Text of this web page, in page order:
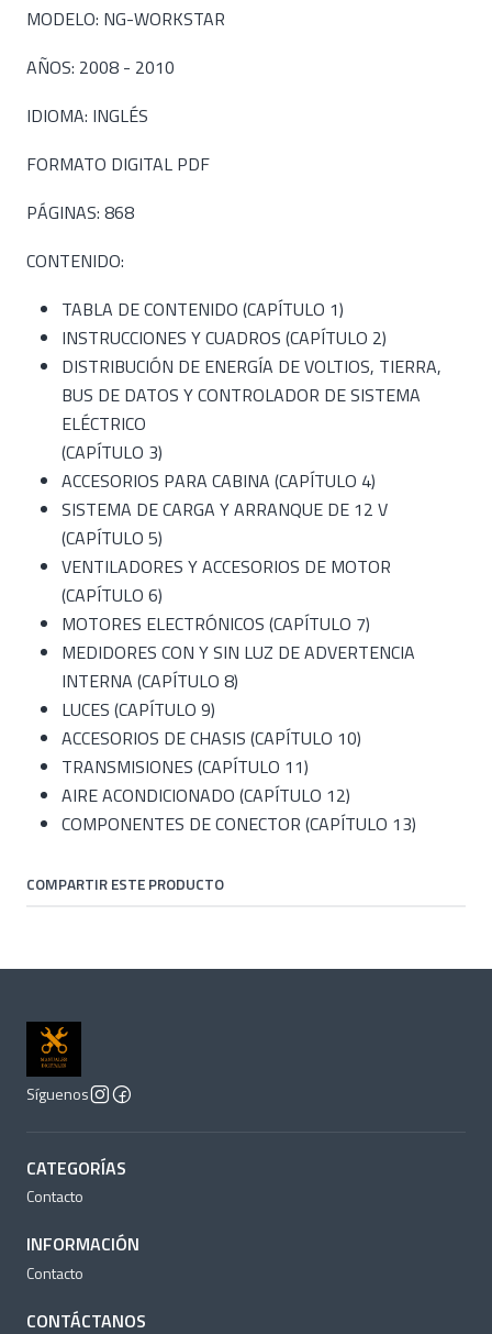
MODELO: NG-WORKSTAR
AÑOS: 2008 - 2010
IDIOMA: INGLÉS
FORMATO DIGITAL PDF
PÁGINAS: 868
CONTENIDO:
TABLA DE CONTENIDO (CAPÍTULO 1)
INSTRUCCIONES Y CUADROS (CAPÍTULO 2)
DISTRIBUCIÓN DE ENERGÍA DE VOLTIOS, TIERRA,
BUS DE DATOS Y CONTROLADOR DE SISTEMA
ELÉCTRICO
(CAPÍTULO 3)
ACCESORIOS PARA CABINA (CAPÍTULO 4)
SISTEMA DE CARGA Y ARRANQUE DE 12 V
(CAPÍTULO 5)
VENTILADORES Y ACCESORIOS DE MOTOR
(CAPÍTULO 6)
MOTORES ELECTRÓNICOS (CAPÍTULO 7)
MEDIDORES CON Y SIN LUZ DE ADVERTENCIA
INTERNA (CAPÍTULO 8)
LUCES (CAPÍTULO 9)
ACCESORIOS DE CHASIS (CAPÍTULO 10)
TRANSMISIONES (CAPÍTULO 11)
AIRE ACONDICIONADO (CAPÍTULO 12)
COMPONENTES DE CONECTOR (CAPÍTULO 13)
COMPARTIR ESTE PRODUCTO
Síguenos
CATEGORÍAS
Contacto
INFORMACIÓN
Contacto
CONTÁCTANOS